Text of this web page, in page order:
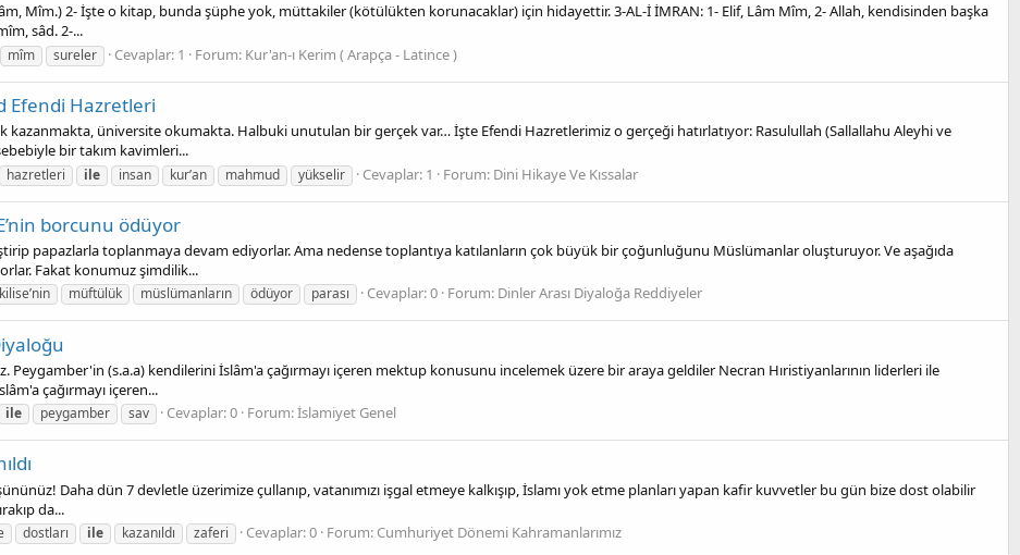
Mîm.) 2- İşte o kitap, bunda şüphe yok, müttakiler (kötülükten korunacaklar) için hidayettir. 3-AL-İ İMRAN: 1- Elif, Lâm Mîm, 2- Allah, kendisinden başka
sâd. 2-...
mîm sureler Cevaplar: 1 Forum: Kur'an-ı Kerim ( Arapça - Latince )
Efendi Hazretleri
kazanmakta, üniversite okumakta. Halbuki unutulan bir gerçek var… İşte Efendi Hazretlerimiz o gerçeği hatırlatıyor: Rasulullah (Sallallahu Aleyhi ve
bir takım kavimleri...
hazretleri ile insan kur’an mahmud yükselir Cevaplar: 1 Forum: Dini Hikaye Ve Kıssalar
borcunu ödüyor
papazlarla toplanmaya devam ediyorlar. Ama nedense toplantıya katılanların çok büyük bir çoğunluğunu Müslümanlar oluşturuyor. Ve aşağıda
Fakat konumuz şimdilik...
kilise’nin müftülük müslümanların ödüyor parası Cevaplar: 0 Forum: Dinler Arası Diyaloğa Reddiyeler
Peygamber'in (s.a.a) kendilerini İslâm'a çağırmayı içeren mektup konusunu incelemek üzere bir araya geldiler Necran Hıristiyanlarının liderleri ile
çağırmayı içeren...
ile peygamber sav Cevaplar: 0 Forum:İslamiyet Genel
Daha dün 7 devletle üzerimize çullanıp, vatanımızı işgal etmeye kalkışıp, İslamı yok etme planları yapan kafir kuvvetler bu gün bize dost olabilir
da...
dostları ile kazanıldı zaferi Cevaplar: 0 Forum: Cumhuriyet Dönemi Kahramanlarımız